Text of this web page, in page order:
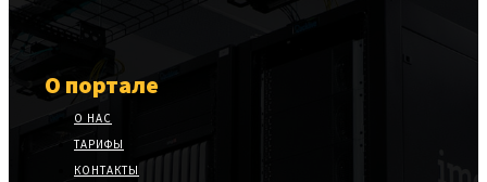
О портале
О НАС
ТАРИФЫ
КОНТАКТЫ